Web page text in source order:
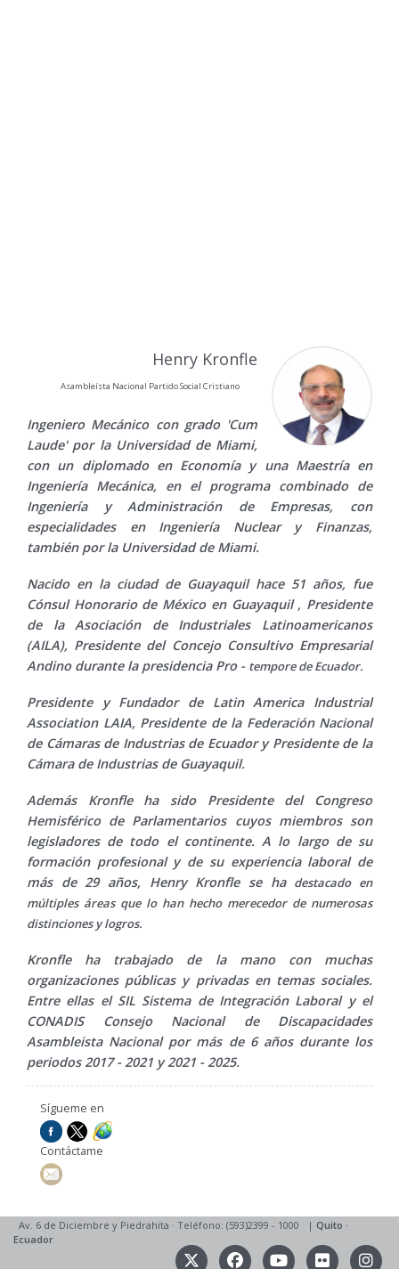
Henry Kronfle
Asambleísta Nacional Partido Social Cristiano
Ingeniero Mecánico con grado 'Cum
Laude' por la Universidad de Miami,
con un diplomado en Economía y una Maestría en
Ingeniería Mecánica, en el programa combinado de
Ingeniería y Administración de Empresas, con
especialidades en Ingeniería Nuclear y Finanzas,
también por la Universidad de Miami.
Nacido en la ciudad de Guayaquil hace 51 años, fue
Cónsul Honorario de México en Guayaquil , Presidente
de la Asociación de Industriales Latinoamericanos
(AILA), Presidente del Concejo Consultivo Empresarial
Andino durante la presidencia Pro - tempore de Ecuador.
Presidente y Fundador de Latin America Industrial
Association LAIA, Presidente de la Federación Nacional
de Cámaras de Industrias de Ecuador y Presidente de la
Cámara de Industrias de Guayaquil.
Además Kronfle ha sido Presidente del Congreso
Hemisférico de Parlamentarios cuyos miembros son
legisladores de todo el continente. A lo largo de su
formación profesional y de su experiencia laboral de
más de 29 años, Henry Kronfle se ha destacado en
múltiples áreas que lo han hecho merecedor de numerosas
distinciones y logros.
Kronfle ha trabajado de la mano con muchas
organizaciones públicas y privadas en temas sociales.
Entre ellas el SIL Sistema de Integración Laboral y el
CONADIS Consejo Nacional de Discapacidades
Asambleista Nacional por más de 6 años durante los
periodos 2017 - 2021 y 2021 - 2025.
Sígueme en
Contáctame
Av. 6 de Diciembre y Piedrahita · Teléfono: (593)2399 - 1000 | Quito ·
Ecuador